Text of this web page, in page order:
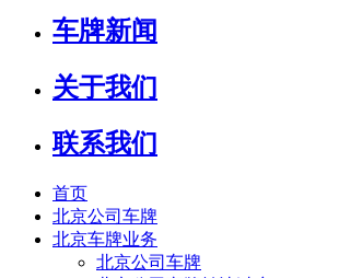
车牌新闻
关于我们
联系我们
首页
北京公司车牌
北京车牌业务
北京公司车牌